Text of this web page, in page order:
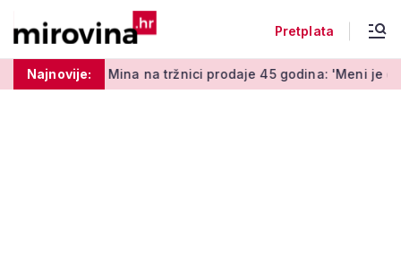
Pretplata
Najnovije:
na tržnici prodaje 45 godina: 'Meni je ovo zabava i